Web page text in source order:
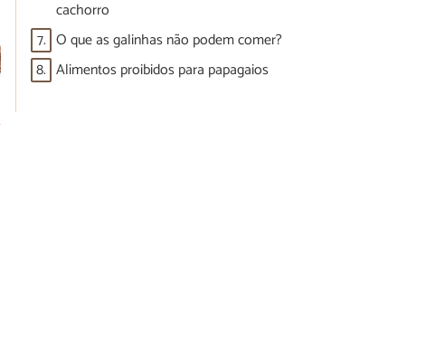
cachorro
7. O que as galinhas não podem comer?
8. Alimentos proibidos para papagaios